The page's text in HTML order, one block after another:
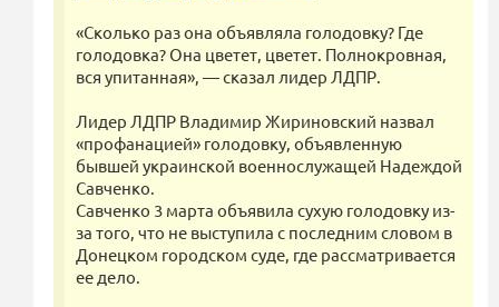
«Сколько раз она объявляла голодовку? Где
голодовка? Она цветет, цветет. Полнокровная,
вся упитанная», — сказал лидер ЛДПР.
Лидер ЛДПР Владимир Жириновский назвал
«профанацией» голодовку, объявленную
бывшей украинской военнослужащей Надеждой
Савченко.
Савченко 3 марта объявила сухую голодовку из-
за того, что не выступила с последним словом в
Донецком городском суде, где рассматривается
ее дело.